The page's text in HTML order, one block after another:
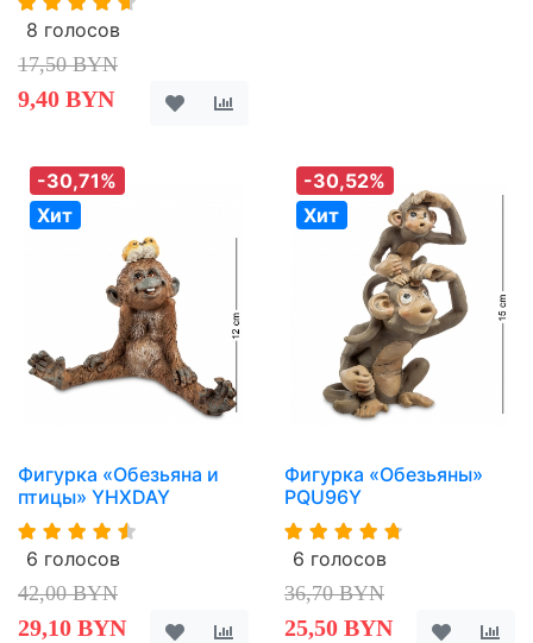
8 голосов
17,50 BYN
9,40 BYN
-30,71%
Хит
Фигурка «Обезьяна и
птицы» YHXDAY
6 голосов
42,00 BYN
29,10 BYN
-30,52%
Хит
Фигурка «Обезьяны»
PQU96Y
6 голосов
36,70 BYN
25,50 BYN